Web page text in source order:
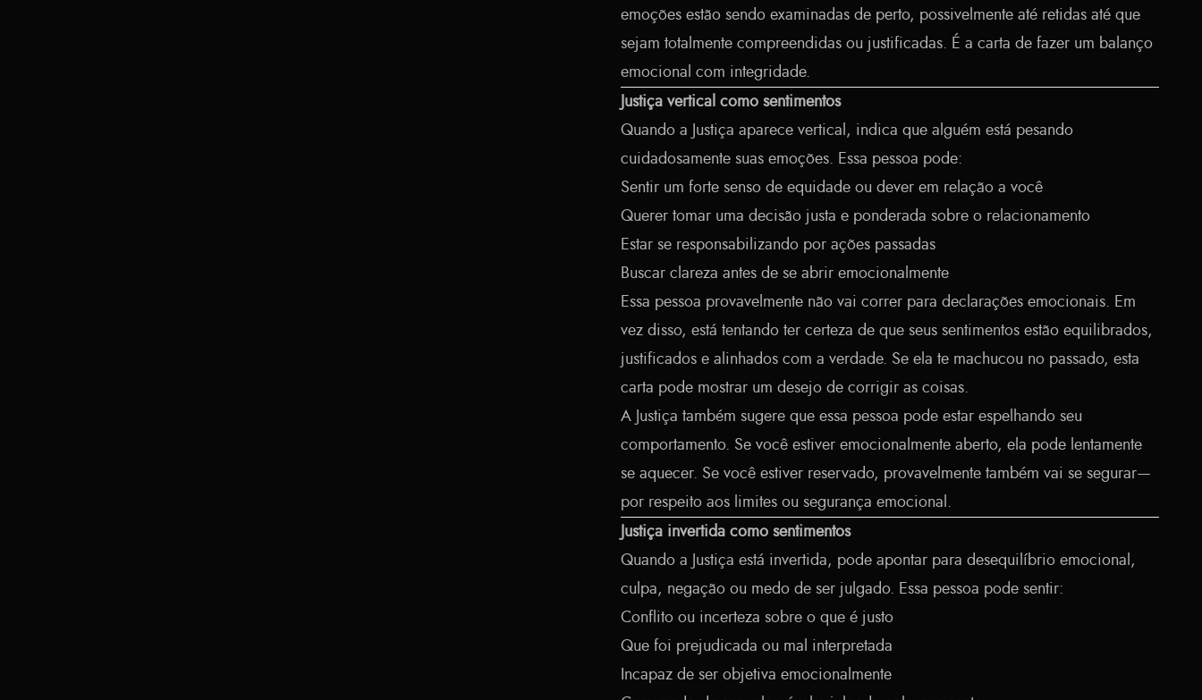
emoções estão sendo examinadas de perto, possivelmente até retidas até que
sejam totalmente compreendidas ou justificadas. É a carta de fazer um balanço
emocional com integridade.
Justiça vertical como sentimentos
Quando a Justiça aparece vertical, indica que alguém está pesando
cuidadosamente suas emoções. Essa pessoa pode:
Sentir um forte senso de equidade ou dever em relação a você
Querer tomar uma decisão justa e ponderada sobre o relacionamento
Estar se responsabilizando por ações passadas
Buscar clareza antes de se abrir emocionalmente
Essa pessoa provavelmente não vai correr para declarações emocionais. Em
vez disso, está tentando ter certeza de que seus sentimentos estão equilibrados,
justificados e alinhados com a verdade. Se ela te machucou no passado, esta
carta pode mostrar um desejo de corrigir as coisas.
A Justiça também sugere que essa pessoa pode estar espelhando seu
comportamento. Se você estiver emocionalmente aberto, ela pode lentamente
se aquecer. Se você estiver reservado, provavelmente também vai se segurar—
por respeito aos limites ou segurança emocional.
Justiça invertida como sentimentos
Quando a Justiça está invertida, pode apontar para desequilíbrio emocional,
culpa, negação ou medo de ser julgado. Essa pessoa pode sentir:
Conflito ou incerteza sobre o que é justo
Que foi prejudicada ou mal interpretada
Incapaz de ser objetiva emocionalmente